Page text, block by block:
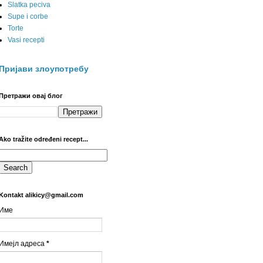
Slatka peciva
Supe i corbe
Torte
Vasi recepti
злоупотребу
овај блог
tražite određeni recept...
alikicy@gmail.com
адреса *